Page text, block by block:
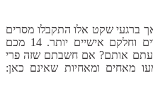
ברגעי שקט אלו התקבלו מסרים
רבים בחדר זה. חלקם היו מהפליאדים וחלקם אישיים יותר. 14 מכם
אותם? אם חשבתם שזה פרי
מאחים ומאחיות שאינם כאן: